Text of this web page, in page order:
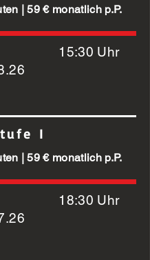
| 59 € monatlich p.P.
15:30 Uhr
I
| 59 € monatlich p.P.
18:30 Uhr